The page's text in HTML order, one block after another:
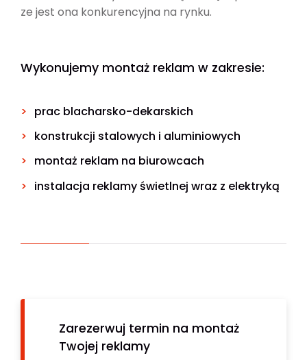
ze jest ona konkurencyjna na rynku.
Wykonujemy montaż reklam w zakresie:
prac blacharsko-dekarskich
konstrukcji stalowych i aluminiowych
montaż reklam na biurowcach
instalacja reklamy świetlnej wraz z elektryką
Zarezerwuj termin na montaż
Twojej reklamy